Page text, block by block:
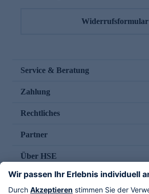
Widerrufsformular
Service & Beratung
Zahlung
Rechtliches
Partner
Über HSE
Im TV